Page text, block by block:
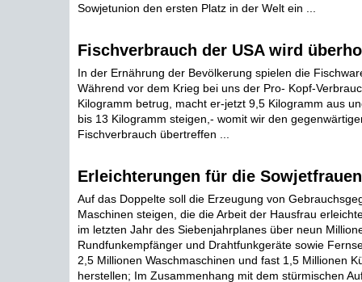
Sowjetunion den ersten Platz in der Welt ein ...
Fischverbrauch der USA wird
In der Ernährung der Bevölkerung spielen die
Während vor dem Krieg bei uns der Pro- Kopf-
Kilogramm betrug, macht er-jetzt 9,5 Kilogramm aus
bis 13 Kilogramm steigen,- womit wir den
Fischverbrauch übertreffen ...
Erleichterungen für die Sowjetfrauen
Auf das Doppelte soll die Erzeugung von
Maschinen steigen, die die Arbeit der Hausfrau
im letzten Jahr des Siebenjahrplanes über neun
Rundfunkempfänger und Drahtfunkgeräte sowie
2,5 Millionen Waschmaschinen und fast 1,5 Millionen
herstellen; Im Zusammenhang mit dem stürmischen